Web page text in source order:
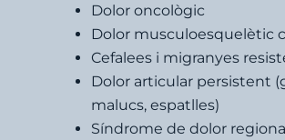
Dolor oncològic
Dolor musculoesquelètic
Cefalees i migranyes
Dolor articular persistent
malucs, espatlles)
Síndrome de dolor